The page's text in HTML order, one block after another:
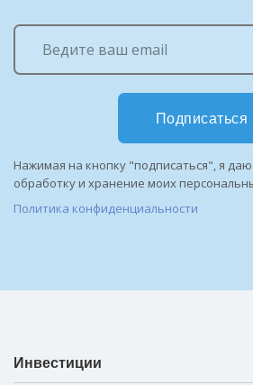
Подписаться
Нажимая на кнопку "подписаться", я даю
обработку и хранение моих
Политика конфиденциальности
Инвестиции